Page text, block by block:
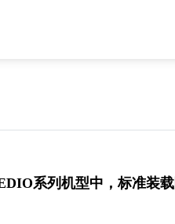
系列机型中，标准装